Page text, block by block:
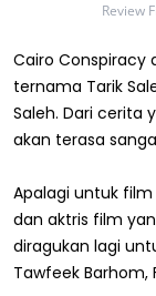
Review
Cairo Conspiracy
ternama Tarik
Saleh. Dari cerita
akan terasa
Apalagi untuk
dan aktris film
diragukan lagi
Tawfeek Barhom,